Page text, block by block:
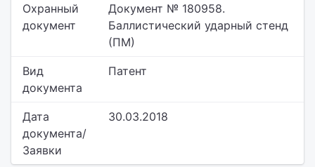
Охранный
документ
Документ № 180958.
Баллистический ударный стенд
(ПМ)
Вид
документа
Патент
Дата
документа/
Заявки
30.03.2018